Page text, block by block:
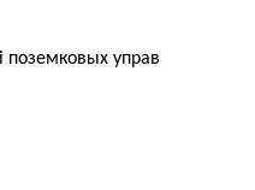
поземковых управ